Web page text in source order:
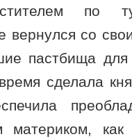
по
вернулся со
пастбища
сделала
как